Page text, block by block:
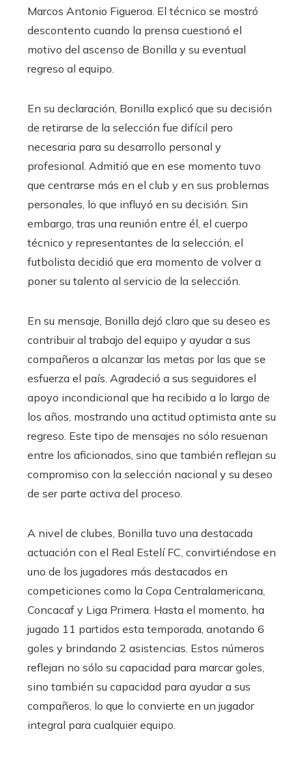
Marcos Antonio Figueroa. El técnico se mostró
descontento cuando la prensa cuestionó el
motivo del ascenso de Bonilla y su eventual
regreso al equipo.
En su declaración, Bonilla explicó que su decisión
de retirarse de la selección fue difícil pero
necesaria para su desarrollo personal y
profesional. Admitió que en ese momento tuvo
que centrarse más en el club y en sus problemas
personales, lo que influyó en su decisión. Sin
embargo, tras una reunión entre él, el cuerpo
técnico y representantes de la selección, el
futbolista decidió que era momento de volver a
poner su talento al servicio de la selección.
En su mensaje, Bonilla dejó claro que su deseo es
contribuir al trabajo del equipo y ayudar a sus
compañeros a alcanzar las metas por las que se
esfuerza el país. Agradeció a sus seguidores el
apoyo incondicional que ha recibido a lo largo de
los años, mostrando una actitud optimista ante su
regreso. Este tipo de mensajes no sólo resuenan
entre los aficionados, sino que también reflejan su
compromiso con la selección nacional y su deseo
de ser parte activa del proceso.
A nivel de clubes, Bonilla tuvo una destacada
actuación con el Real Estelí FC, convirtiéndose en
uno de los jugadores más destacados en
competiciones como la Copa Centralamericana,
Concacaf y Liga Primera. Hasta el momento, ha
jugado 11 partidos esta temporada, anotando 6
goles y brindando 2 asistencias. Estos números
reflejan no sólo su capacidad para marcar goles,
sino también su capacidad para ayudar a sus
compañeros, lo que lo convierte en un jugador
integral para cualquier equipo.